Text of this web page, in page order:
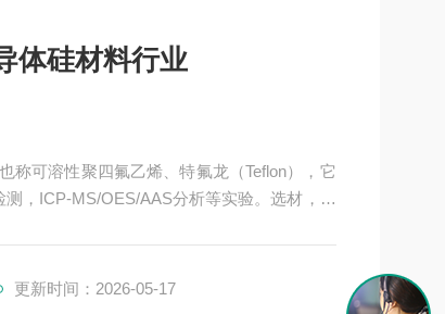
体硅材料行业
称可溶性聚四氟乙烯、特氟龙（Teflon），它
，ICP-MS/OES/AAS分析等实验。选材，未
更新时间：2026-05-17